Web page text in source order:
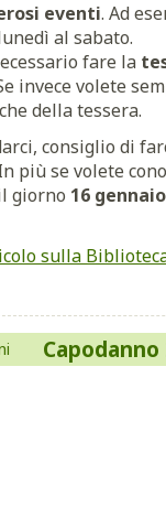
eventi. Ad
al sabato.
fare la
invece volete
della tessera.
consiglio di
più se volete
giorno 16 gennaio
sulla
Capodanno